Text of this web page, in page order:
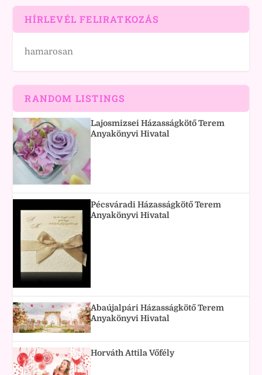
HÍRLEVÉL FELIRATKOZÁS
hamarosan
RANDOM LISTINGS
Lajosmizsei Házasságkötő Terem
Anyakönyvi Hivatal
Pécsváradi Házasságkötő Terem
Anyakönyvi Hivatal
Abaújalpári Házasságkötő Terem
Anyakönyvi Hivatal
Horváth Attila Vőfély